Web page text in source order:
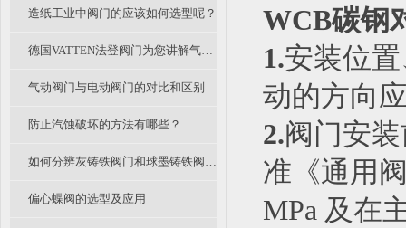
造纸工业中阀门的应该如何选型呢？
德国VATTEN法登阀门为您讲解气动塑料蝶阀分类及选用
气动阀门与电动阀门的对比和区别
防止汽蚀破坏的方法有哪些？
如何分辨灰铸铁阀门和球墨铸铁阀门？
偏心蝶阀的选型及应用
WCB碳钢
1.安装位
动的方向
2.阀门安
准《通用
MPa 及在